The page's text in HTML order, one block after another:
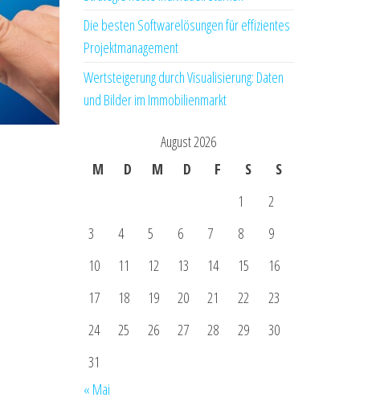
Die besten Softwarelösungen für effizientes
Projektmanagement
Wertsteigerung durch Visualisierung: Daten
und Bilder im Immobilienmarkt
August 2026
M
D M D F S
S
1
2
3
4 5 6 7 8
9
10
11 12 13 14 15
16
17
18 19 20 21 22
23
24
25 26 27 28 29
30
31
« Mai